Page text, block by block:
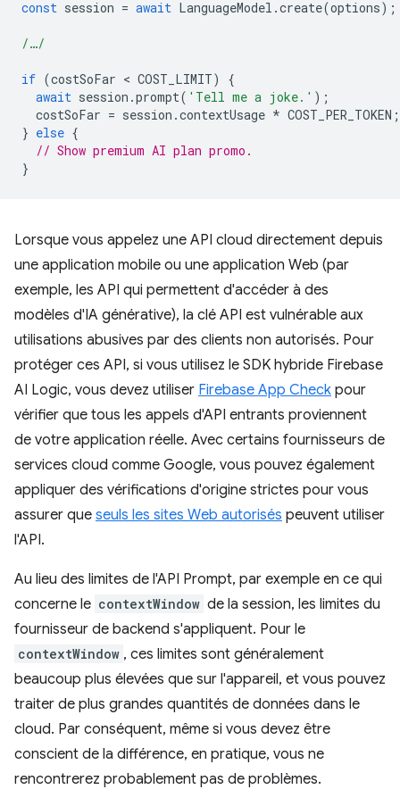
const session = await LanguageModel .create(options);
/…/
if (costSoFar < COST_LIMIT)
{
await session .prompt( 'Tell me a joke.' );
costSoFar = session .contextUsage * COST_PER_TOKEN ;
} else {
// Show premium AI plan promo.
}
Lorsque vous appelez une API cloud directement depuis
une application mobile ou une application Web (par
exemple, les API qui permettent d'accéder à des
modèles d'IA générative), la clé API est vulnérable aux
utilisations abusives par des clients non autorisés. Pour
protéger ces API, si vous utilisez le SDK hybride Firebase
AI Logic, vous devez utiliser Firebase App Check pour
vérifier que tous les appels d'API entrants proviennent
de votre application réelle. Avec certains fournisseurs de
services cloud comme Google, vous pouvez également
appliquer des vérifications d'origine strictes pour vous
assurer que seuls les sites Web autorisés peuvent utiliser
l'API.
Au lieu des limites de l'API Prompt, par exemple en ce qui
concerne le contextWindow de la session, les limites du
fournisseur de backend s'appliquent. Pour le
contextWindow , ces limites sont généralement
beaucoup plus élevées que sur l'appareil, et vous pouvez
traiter de plus grandes quantités de données dans le
cloud. Par conséquent, même si vous devez être
conscient de la différence, en pratique, vous ne
rencontrerez probablement pas de problèmes.